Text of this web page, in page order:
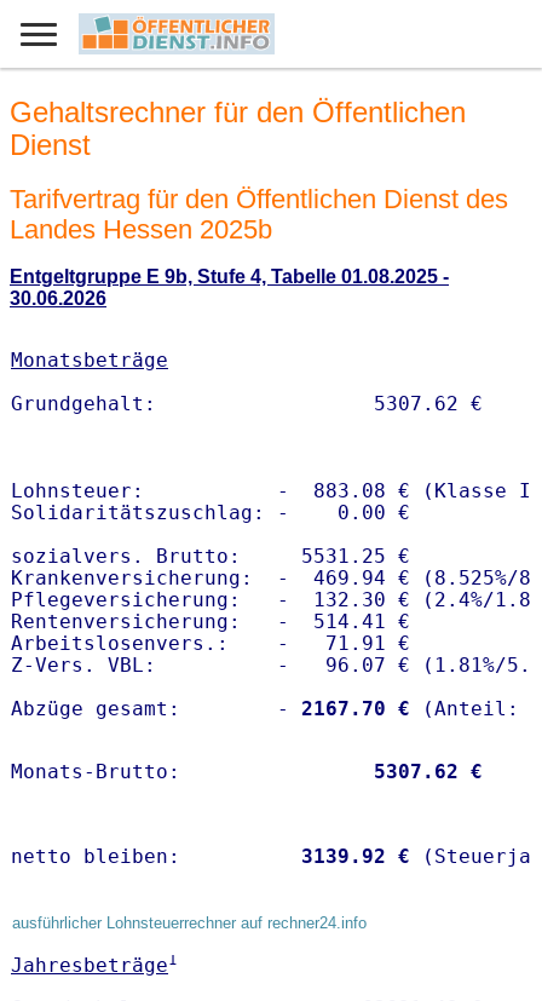
Gehaltsrechner für den Öffentlichen
Dienst
Tarifvertrag für den Öffentlichen Dienst des
Landes Hessen 2025b
Entgeltgruppe E 9b, Stufe 4, Tabelle 01.08.2025 -
30.06.2026
Monatsbeträge
Lohnsteuer:           -  883.08 € (Klasse I)
Solidaritätszuschlag: -    0.00 €
sozialvers. Brutto:     5531.25 €
Krankenversicherung:  -  469.94 € (8.525%/
Pflegeversicherung:   -  132.30 € (2.4%/
Rentenversicherung:   -  514.41 €
Arbeitslosenvers.:    -   71.91 €
Z-Vers. VBL:          -   96.07 € ( 1.81%/
Abzüge gesamt:        -
2167.70 €
Monats-Brutto: 5307.62 €
netto bleiben: 3139.92 €
ausführlicher Lohnsteuerrechner auf rechner24.info
Jahresbeträge1